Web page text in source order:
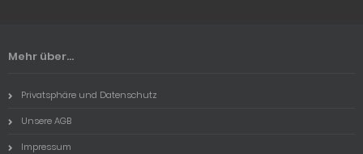
Mehr über...
Privatsphäre und Datenschutz
Unsere AGB
Impressum